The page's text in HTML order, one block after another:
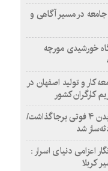
جامعه در مسیر آگاهی و
خورشیدی مورچه
کار و تولید اصفهان در
کارگران کشور
واژگونی سمند در فریدن ۴ فوتی برجا گذاشت/
شد
اعزامی دنیای اسرار :
کربلا